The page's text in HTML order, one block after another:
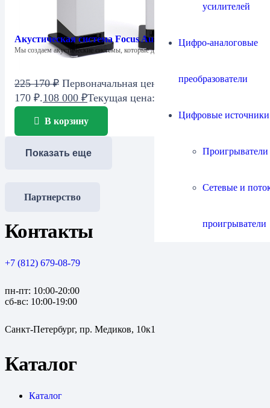
усилителей
Цифро-аналоговые
преобразователи
Цифровые источники
Сетевые и
проигрыватели
Акустическая система Focus Audio Model FC6 SE
Мы создаем акустические системы, которые дарят…
225 170₽ Первоначальная цена составляла 225
170 ₽.108 000 ₽Текущая цена: 108 000 ₽.
В корзину
Показать еще
Партнерство
Контакты
+7 (812) 679-08-79
пн-пт: 10:00-20:00
сб-вс: 10:00-19:00
Санкт-Петербург, пр. Медиков, 10к1
Каталог
Каталог